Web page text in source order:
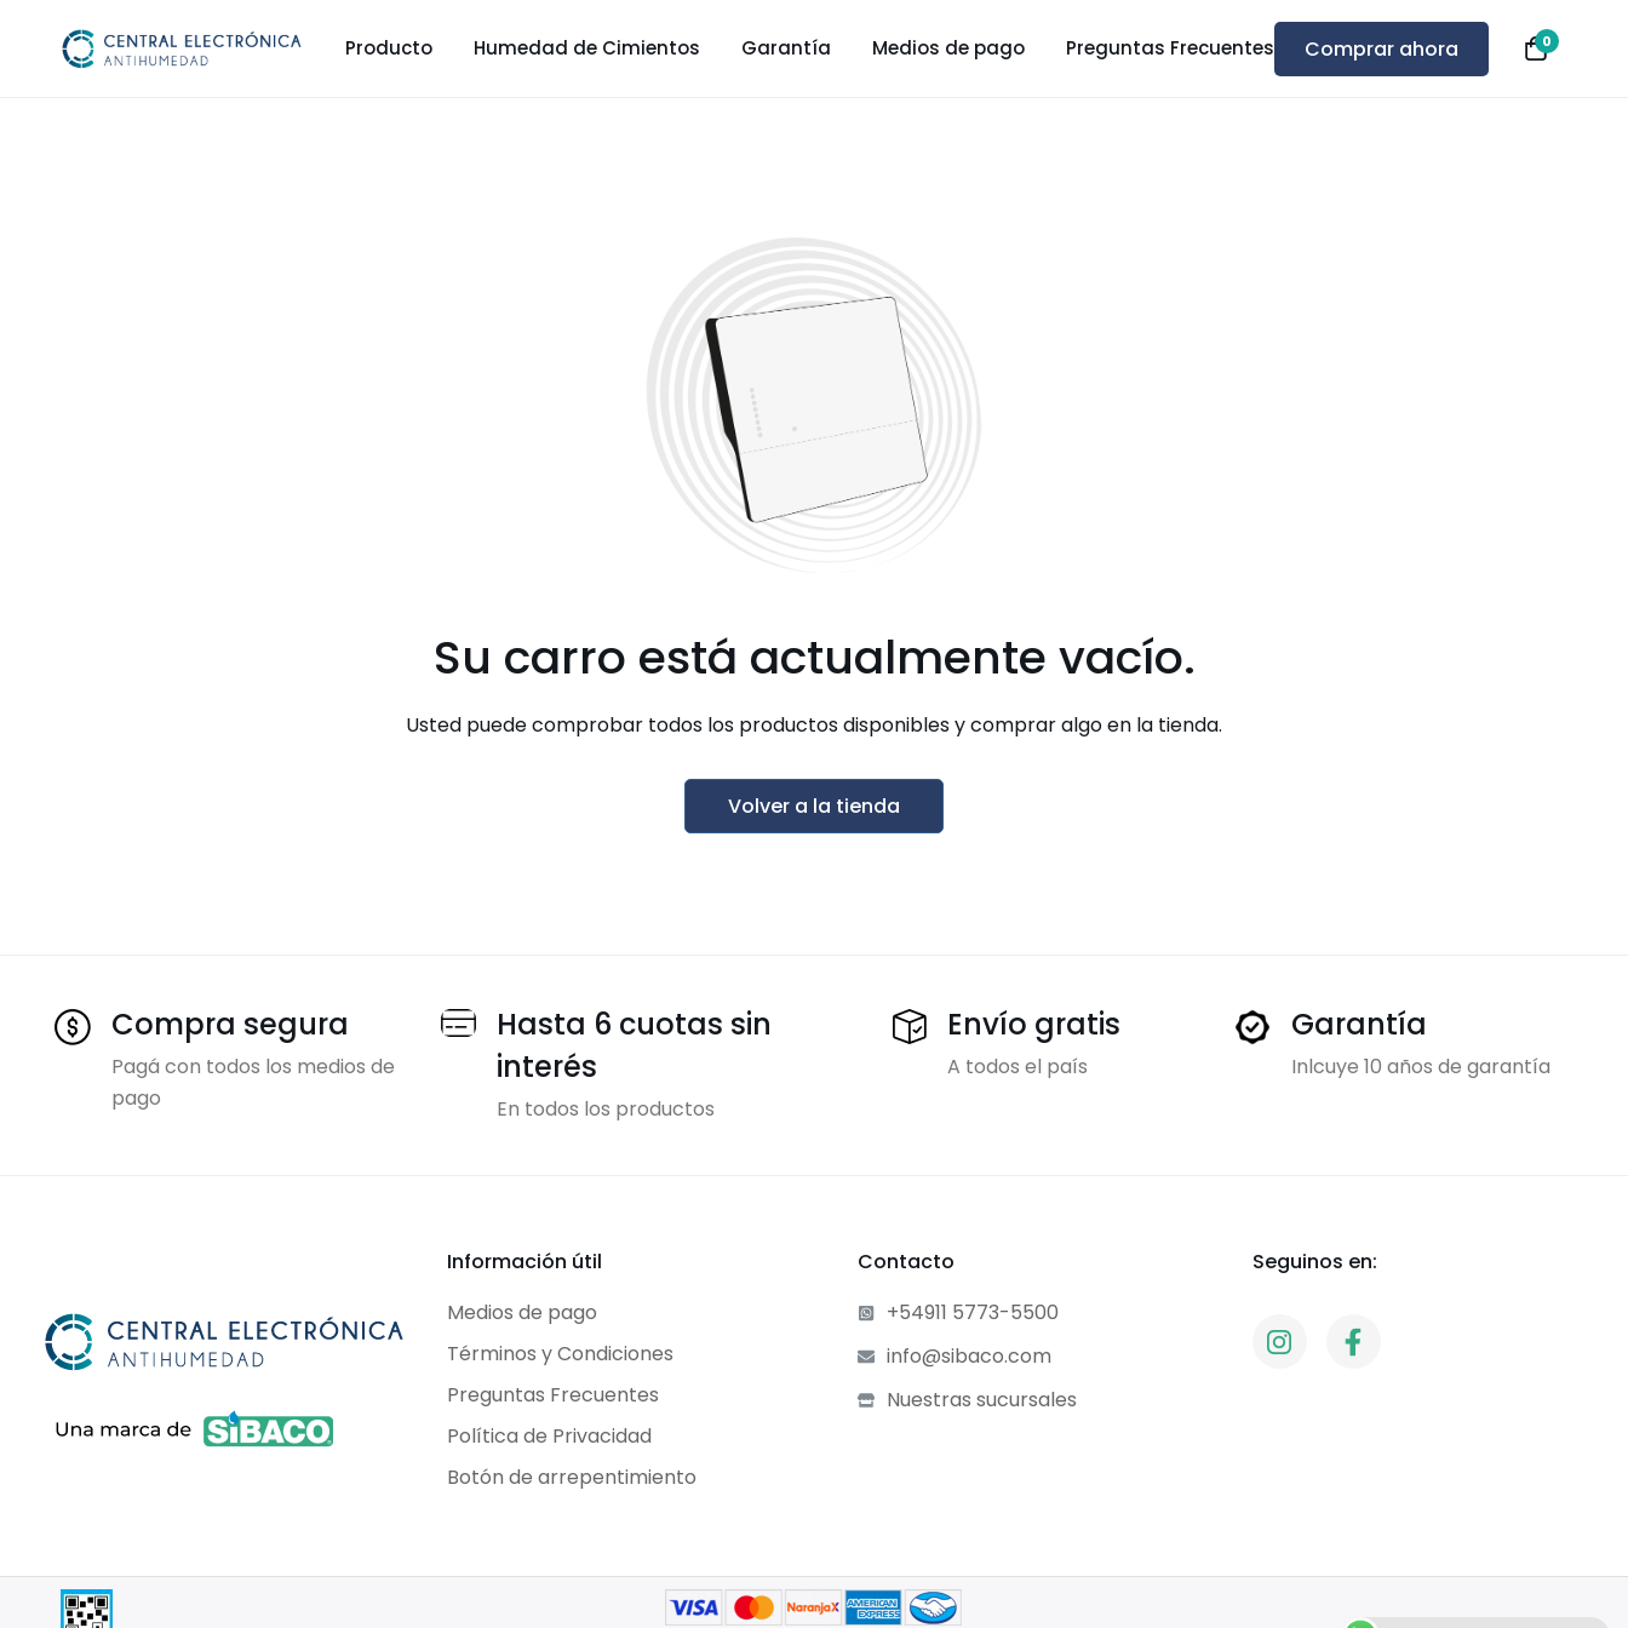
Producto Humedad de Cimientos Garantía Medios de pago Preguntas Frecuentes Comprar ahora 0
Su carro está actualmente vacío.
Usted puede comprobar todos los productos disponibles y comprar algo en la tienda.
Volver a la tienda
Compra segura
Pagá con todos los medios de
pago
Hasta 6 cuotas sin
interés
En todos los productos
Envío gratis
A todos el país
Garantía
Inlcuye 10 años de garantía
Información útil
Medios de pago
Términos y Condiciones
Preguntas Frecuentes
Política de Privacidad
Botón de arrepentimiento
Contacto
+54911 5773-5500
info@sibaco.com
Nuestras sucursales
Seguinos en: